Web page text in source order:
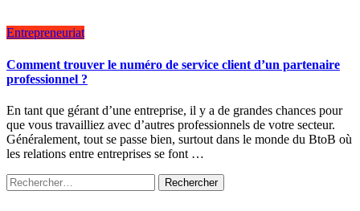
Entrepreneuriat
Comment trouver le numéro de service client d’un partenaire
professionnel ?
En tant que gérant d’une entreprise, il y a de grandes chances pour
que vous travailliez avec d’autres professionnels de votre secteur.
Généralement, tout se passe bien, surtout dans le monde du BtoB où
les relations entre entreprises se font …
R
e